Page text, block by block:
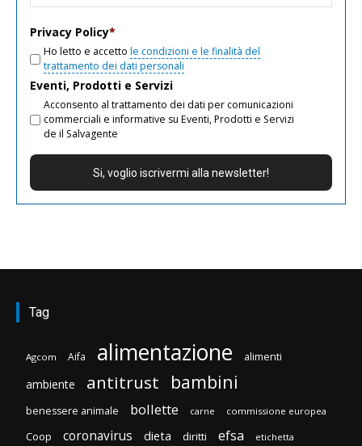
Privacy Policy*
Ho letto e accetto le condizioni e le finalità del
trattamento dei dati personali
Eventi, Prodotti e Servizi
Acconsento al trattamento dei dati per comunicazioni
commerciali e informative su Eventi, Prodotti e Servizi
de il Salvagente
Tag
Agcom Aifa alimentazione alimenti
ambiente antitrust bambini
benessere animale bollette carne commissione europea
Coop coronavirus dieta diritti efsa etichetta